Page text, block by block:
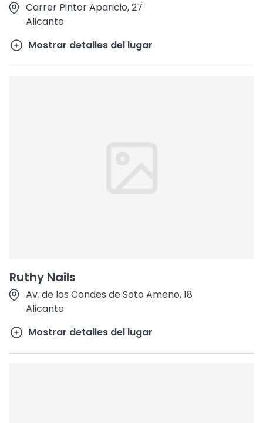
Carrer Pintor Aparicio, 27
Alicante
Mostrar detalles del lugar
Ruthy Nails
Av. de los Condes de Soto Ameno, 18
Alicante
Mostrar detalles del lugar